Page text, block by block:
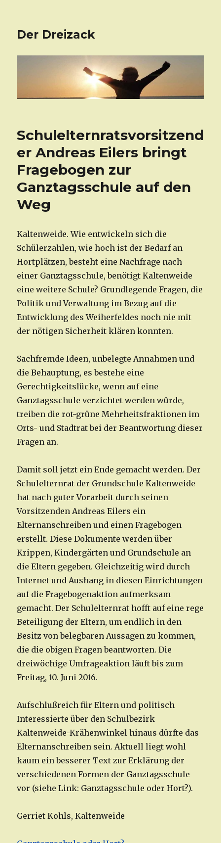
Der Dreizack
Schulelternratsvorsitzend
er Andreas Eilers bringt
Fragebogen zur
Ganztagsschule auf den
Weg
Kaltenweide. Wie entwickeln sich die
Schülerzahlen, wie hoch ist der Bedarf an
Hortplätzen, besteht eine Nachfrage nach
einer Ganztagsschule, benötigt Kaltenweide
eine weitere Schule? Grundlegende Fragen, die
Politik und Verwaltung im Bezug auf die
Entwicklung des Weiherfeldes noch nie mit
der nötigen Sicherheit klären konnten.
Sachfremde Ideen, unbelegte Annahmen und
die Behauptung, es bestehe eine
Gerechtigkeitslücke, wenn auf eine
Ganztagsschule verzichtet werden würde,
treiben die rot-grüne Mehrheitsfraktionen im
Orts- und Stadtrat bei der Beantwortung dieser
Fragen an.
Damit soll jetzt ein Ende gemacht werden. Der
Schulelternrat der Grundschule Kaltenweide
hat nach guter Vorarbeit durch seinen
Vorsitzenden Andreas Eilers ein
Elternanschreiben und einen Fragebogen
erstellt. Diese Dokumente werden über
Krippen, Kindergärten und Grundschule an
die Eltern gegeben. Gleichzeitig wird durch
Internet und Aushang in diesen Einrichtungen
auf die Fragebogenaktion aufmerksam
gemacht. Der Schulelternrat hofft auf eine rege
Beteiligung der Eltern, um endlich in den
Besitz von belegbaren Aussagen zu kommen,
die die obigen Fragen beantworten. Die
dreiwöchige Umfrageaktion läuft bis zum
Freitag, 10. Juni 2016.
Aufschlußreich für Eltern und politisch
Interessierte über den Schulbezirk
Kaltenweide-Krähenwinkel hinaus dürfte das
Elternanschreiben sein. Aktuell liegt wohl
kaum ein besserer Text zur Erklärung der
verschiedenen Formen der Ganztagsschule
vor (siehe Link: Ganztagsschule oder Hort?).
Gerriet Kohls, Kaltenweide